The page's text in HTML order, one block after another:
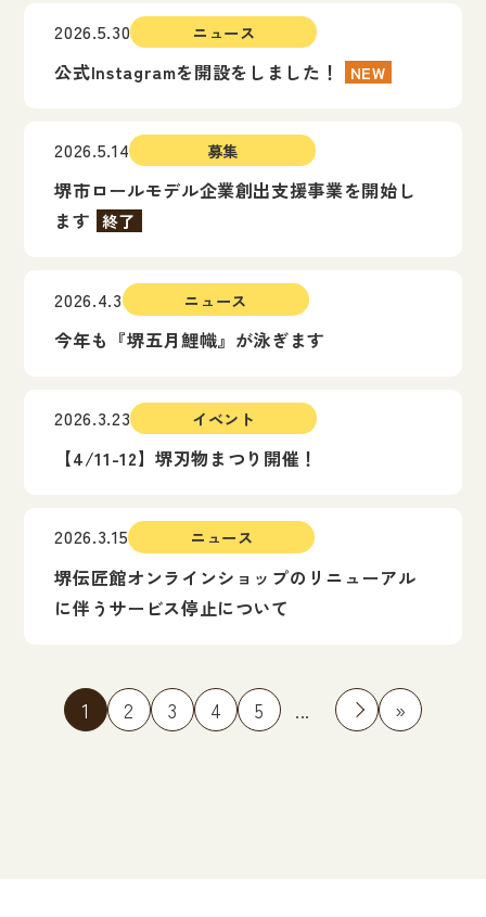
2026.5.30 ニュース
公式Instagramを開設をしました！ NEW
2026.5.14 募集
堺市ロールモデル企業創出支援事業を開始し
ます 終了
2026.4.3 ニュース
今年も『堺五月鯉幟』が泳ぎます
2026.3.23 イベント
【4/11-12】堺刃物まつり開催！
2026.3.15 ニュース
堺伝匠館オンラインショップのリニューアル
に伴うサービス停止について
1 2 3 4 5 ... » »